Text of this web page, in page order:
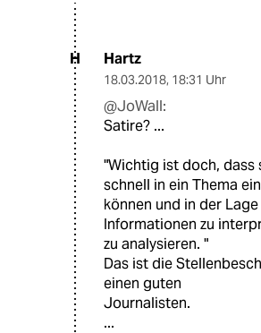
H Hartz
18.03.2018, 18:31 Uhr
@JoWall:
Satire? ...
"Wichtig ist doch, dass
schnell in ein Thema
können und in der
Informationen zu
zu analysieren. "
Das ist die
einen guten
Journalisten.
...